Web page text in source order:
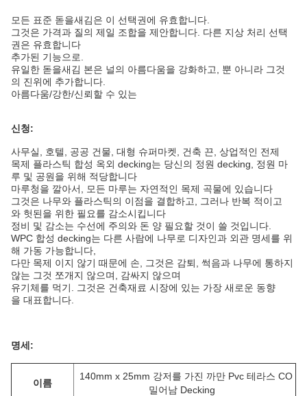
모든 표준 돋을새김은 이 선택권에 유효합니다.
그것은 가격과 질의 제일 조합을 제안합니다. 다른 지상 처리 선택
권은 유효합니다
추가된 기능으로.
유일한 돋을새김 본은 널의 아름다움을 강화하고, 뿐 아니라 그것
의 진위에 추가합니다.
아름다움/강한/신뢰할 수 있는
신청:
사무실, 호텔, 공공 건물, 대형 슈퍼마켓, 건축 끈, 상업적인 전제
목제 플라스틱 합성 옥외 decking는 당신의 정원 decking, 정원 마
루 및 공원을 위해 적당합니다
마루청을 깔아서, 모든 마루는 자연적인 목제 곡물에 있습니다
그것은 나무와 플라스틱의 이점을 결합하고, 그러나 반복 적이고
와 헛된을 위한 필요를 감소시킵니다
정비 및 감소는 수선에 주의와 돈 양 필요할 것이 쓸 것입니다.
WPC 합성 decking는 다른 사람에 나무로 디자인과 외관 명세를 위
해 가동 가능합니다,
다만 목제 이지 않기 때문에 손, 그것은 감퇴, 썩음과 나무에 통하지
않는 그것 쪼개지 않으며, 감싸지 않으며
유기체를 먹기. 그것은 건축재료 시장에 있는 가장 새로운 동향
을 대표합니다.
명세:
이름
140mm x 25mm 강저를 가진 까만 Pvc 테라스 CO
밀어남 Decking